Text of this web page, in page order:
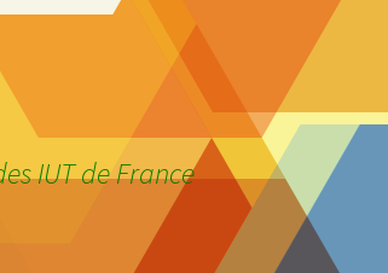
IUT de France